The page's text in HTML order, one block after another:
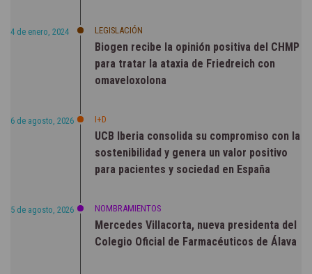
4 de enero, 2024 LEGISLACIÓN
Biogen recibe la opinión positiva del CHMP
para tratar la ataxia de Friedreich con
omaveloxolona
6 de agosto, 2026 I+D
UCB Iberia consolida su compromiso con la
sostenibilidad y genera un valor positivo
para pacientes y sociedad en España
5 de agosto, 2026 NOMBRAMIENTOS
Mercedes Villacorta, nueva presidenta del
Colegio Oficial de Farmacéuticos de Álava